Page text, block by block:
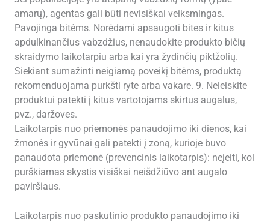
amarų), agentas gali būti nevisiškai veiksmingas.
Pavojinga bitėms. Norėdami apsaugoti bites ir kitus
apdulkinančius vabzdžius, nenaudokite produkto bičių
skraidymo laikotarpiu arba kai yra žydinčių piktžolių.
Siekiant sumažinti neigiamą poveikį bitėms, produktą
rekomenduojama purkšti ryte arba vakare. 9. Neleiskite
produktui patekti į kitus vartotojams skirtus augalus,
pvz., daržoves.
Laikotarpis nuo priemonės panaudojimo iki dienos, kai
žmonės ir gyvūnai gali patekti į zoną, kurioje buvo
panaudota priemonė (prevencinis laikotarpis): neįeiti, kol
purškiamas skystis visiškai neišdžiūvo ant augalo
paviršiaus.
Laikotarpis nuo paskutinio produkto panaudojimo iki